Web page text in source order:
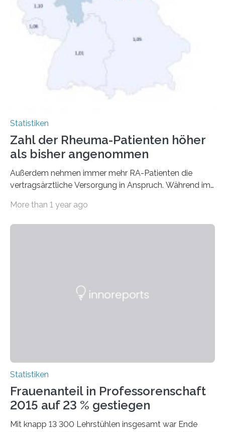
Statistiken
Zahl der Rheuma-Patienten höher
als bisher angenommen
Außerdem nehmen immer mehr RA-Patienten die
vertragsärztliche Versorgung in Anspruch. Während im
More than 1 year ago
Statistiken
Frauenanteil in Professorenschaft
2015 auf 23 % gestiegen
Mit knapp 13 300 Lehrstühlen insgesamt war Ende